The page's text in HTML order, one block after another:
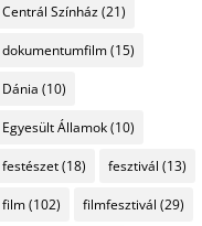
Centrál Színház(21)
dokumentumfilm(15)
Dánia (10)
Egyesült Államok(10)
festészet(18) fesztivál (13)
film(102) filmfesztivál (29)